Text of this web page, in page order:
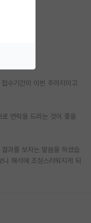
수기간이 이번 주까지이고
연락을 드리는 것이 좋을
과를 보자는 말씀을 하셨습
해석에 조심스러워지게 되